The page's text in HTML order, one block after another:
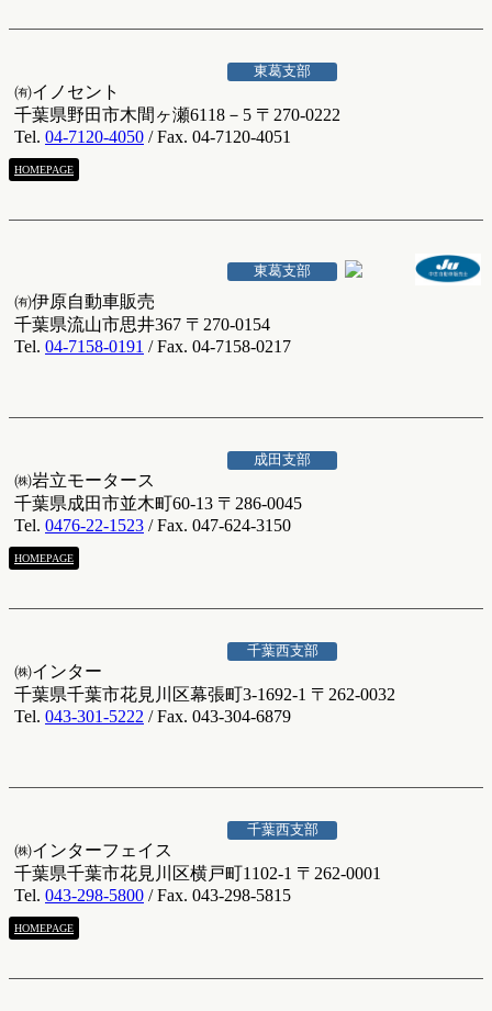
東葛支部
㈲イノセント
千葉県野田市木間ヶ瀬6118－5 〒270-0222
Tel. 04-7120-4050 / Fax. 04-7120-4051
HOMEPAGE
東葛支部
㈲伊原自動車販売
千葉県流山市思井367 〒270-0154
Tel. 04-7158-0191 / Fax. 04-7158-0217
成田支部
㈱岩立モータース
千葉県成田市並木町60-13 〒286-0045
Tel. 0476-22-1523 / Fax. 047-624-3150
HOMEPAGE
千葉西支部
㈱インター
千葉県千葉市花見川区幕張町3-1692-1 〒262-0032
Tel. 043-301-5222 / Fax. 043-304-6879
千葉西支部
㈱インターフェイス
千葉県千葉市花見川区横戸町1102-1 〒262-0001
Tel. 043-298-5800 / Fax. 043-298-5815
HOMEPAGE